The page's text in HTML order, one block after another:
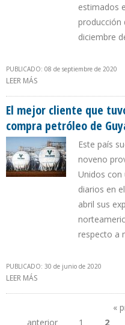
estimados
producción
diciembre
PUBLICADO: 08 de septiembre de 2020
LEER MÁS
El mejor cliente que
compra petróleo de
Este país
noveno
Unidos con
diarios en
abril sus
respecto a
PUBLICADO: 30 de junio de 2020
LEER MÁS
«
anterior
1 2